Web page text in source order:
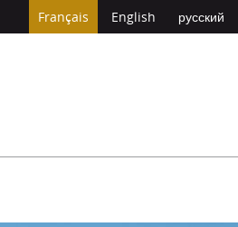
Français English русский